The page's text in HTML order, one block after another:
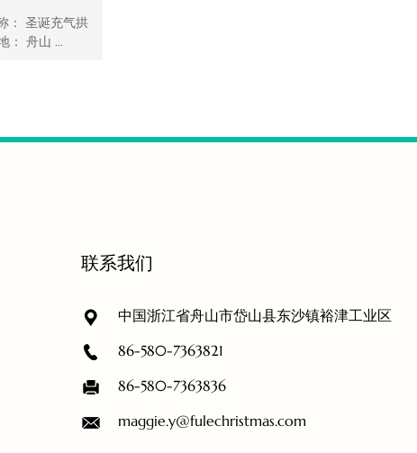
联系我们
中国浙江省舟山市岱山县东沙镇裕津工业区
86-580-7363821
86-580-7363836
maggie.y@fulechristmas.com